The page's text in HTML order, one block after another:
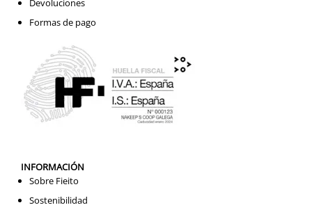
Devoluciones
Formas de pago
INFORMACIÓN
Sobre Fieito
Sostenibilidad